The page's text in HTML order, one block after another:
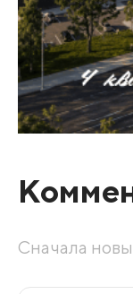
Сначала